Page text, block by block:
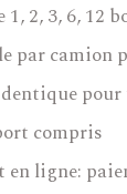
2, 3, 6, 12
par camion
compris
en ligne: